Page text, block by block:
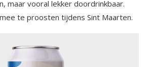
maar vooral lekker doordrinkbaar.
te proosten tijdens Sint Maarten.